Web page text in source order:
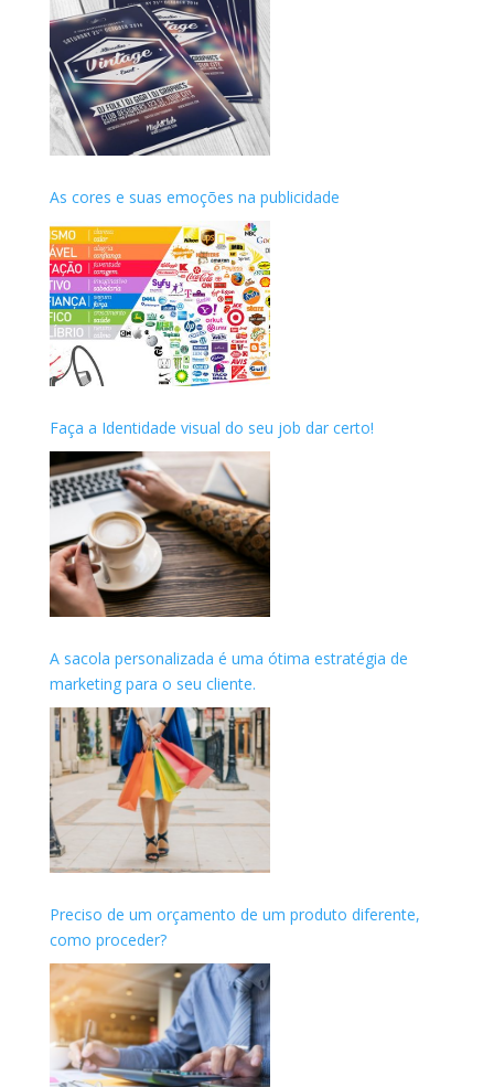
As cores e suas emoções na publicidade
Faça a Identidade visual do seu job dar certo!
A sacola personalizada é uma ótima estratégia de
marketing para o seu cliente.
Preciso de um orçamento de um produto diferente,
como proceder?